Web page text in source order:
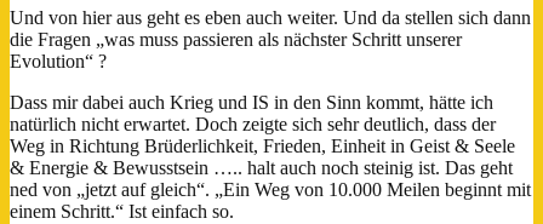
Und von hier aus geht es eben auch weiter. Und da stellen sich dann
die Fragen „was muss passieren als nächster Schritt unserer
Evolution“ ?
Dass mir dabei auch Krieg und IS in den Sinn kommt, hätte ich
natürlich nicht erwartet. Doch zeigte sich sehr deutlich, dass der
Weg in Richtung Brüderlichkeit, Frieden, Einheit in Geist & Seele
& Energie & Bewusstsein ….. halt auch noch steinig ist. Das geht
ned von „jetzt auf gleich“. „Ein Weg von 10.000 Meilen beginnt mit
einem Schritt.“ Ist einfach so.